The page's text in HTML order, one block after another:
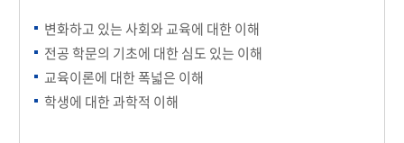
변화하고 있는 사회와 교육에 대한 이해
전공 학문의 기초에 대한 심도 있는 이해
교육이론에 대한 폭넓은 이해
학생에 대한 과학적 이해